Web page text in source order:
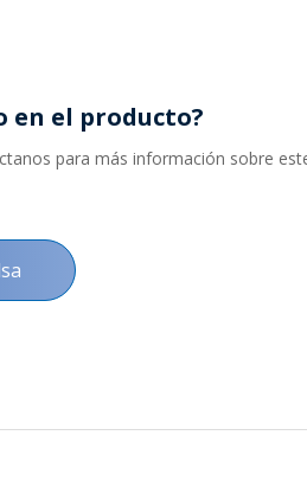
en el producto?
para más información sobre